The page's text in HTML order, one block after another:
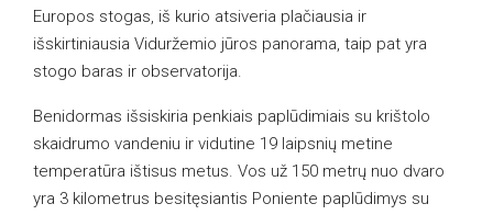
Europos stogas, iš kurio atsiveria plačiausia ir
išskirtiniausia Viduržemio jūros panorama, taip pat yra
stogo baras ir observatorija.
Benidormas išsiskiria penkiais paplūdimiais su krištolo
skaidrumo vandeniu ir vidutine 19 laipsnių metine
temperatūra ištisus metus. Vos už 150 metrų nuo dvaro
yra 3 kilometrus besitęsiantis Poniente paplūdimys su